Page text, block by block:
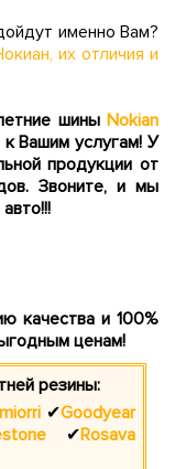
именно Вам?
их отличия и
шины Nokian
к Вашим услугам! У
продукции от
Звоните, и мы
качества и 100%
ценам!
резины:
✔Goodyear
✔Rosava